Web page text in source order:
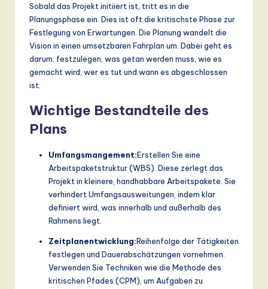
Sobald das Projekt initiiert ist, tritt es in die
Planungsphase ein. Dies ist oft die kritischste Phase zur
Festlegung von Erwartungen. Die Planung wandelt die
Vision in einen umsetzbaren Fahrplan um. Dabei geht es
darum, festzulegen, was getan werden muss, wie es
gemacht wird, wer es tut und wann es abgeschlossen
ist.
Wichtige Bestandteile des
Plans
Umfangsmangement:Erstellen Sie eine
Arbeitspaketstruktur (WBS). Diese zerlegt das
Projekt in kleinere, handhabbare Arbeitspakete. Sie
verhindert Umfangsausweitungen, indem klar
definiert wird, was innerhalb und außerhalb des
Rahmens liegt.
Zeitplanentwicklung:Reihenfolge der Tätigkeiten
festlegen und Dauerabschätzungen vornehmen.
Verwenden Sie Techniken wie die Methode des
kritischen Pfades (CPM), um Aufgaben zu